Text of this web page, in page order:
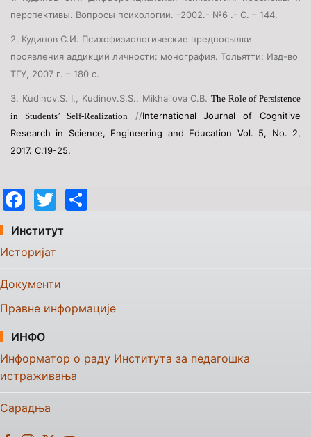
перспективы. Вопросы психологии. -2002.- №6 .- С. – 144.
2. Кудинов С.И. Психофизиологические предпосылки
проявления аддикций личности: монография. Тольятти: Изд-во
ТГУ , 2007 г. – 180 с.
3. Kudinov.S. I., Kudinov.S.S., Mikhailova O.B. The Role of Persistence
in Students’ Self-Realization //International Journal of Cognitive
Research in Science, Engineering and Education Vol. 5, No. 2,
2017. C.19-25.
Facebook
Twitter
Институт
Историјат
Документи
Правне информације
ИНФО
Информатор о раду Института за педагошка
истраживања
Сарадња